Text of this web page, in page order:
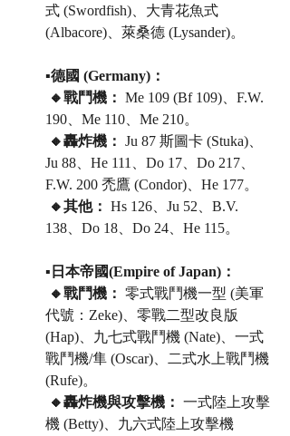
式 (Swordfish)、大青花魚式
(Albacore)、萊桑德 (Lysander)。
▪️德國 (Germany)：
🔸戰鬥機： Me 109 (Bf 109)、F.W.
190、Me 110、Me 210。
🔸轟炸機： Ju 87 斯圖卡 (Stuka)、
Ju 88、He 111、Do 17、Do 217、
F.W. 200 禿鷹 (Condor)、He 177。
🔸其他： Hs 126、Ju 52、B.V.
138、Do 18、Do 24、He 115。
▪️日本帝國(Empire of Japan)：
🔸戰鬥機： 零式戰鬥機一型 (美軍
代號：Zeke)、零戰二型改良版
(Hap)、九七式戰鬥機 (Nate)、一式
戰鬥機/隼 (Oscar)、二式水上戰鬥機
(Rufe)。
🔸轟炸機與攻擊機： 一式陸上攻擊
機 (Betty)、九六式陸上攻擊機